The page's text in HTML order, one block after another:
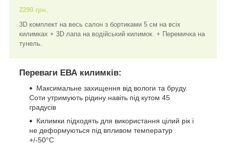
2290 грн.
3D комплект на весь салон з бортиками 5 см на всіх
килимках + 3D лапа на водійський килимок. + Перемичка на
тунель.
Переваги ЕВА килимків:
Максимальне захищення від вологи та бруду.
Соти утримують рідину навіть під кутом 45
градусів
Килимки підходять для використання цілий рік і
не деформуються під впливом температур
+/-50°C